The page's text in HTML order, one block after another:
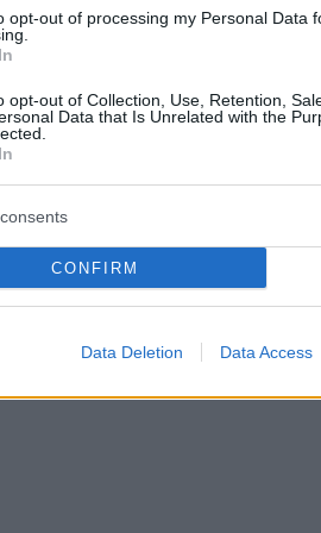
opt-out of processing my Personal Data
opt-out of Collection, Use, Retention,
Data that Is Unrelated with the
CONFIRM
Data Deletion Data Access
der Olive in Santa Lucia Casco
in Santa Lucia Casco auf der beliebten
des Geschehens, denn die Bewohner des
de la Aceituna“. In der Zeit zwischen 10 und 15
mit Verlosungen, Oliven-
unter
« Vorige Artikel